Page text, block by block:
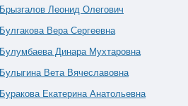
Брызгалов Леонид Олегович
Булгакова Вера Сергеевна
Булумбаева Динара Мухтаровна
Булыгина Вета Вячеславовна
Буракова Екатерина Анатольевна